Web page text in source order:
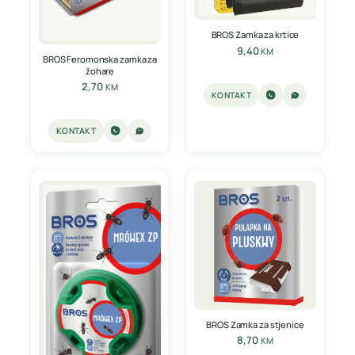
BROS Feromonska zamka za
žohare
2,70 KM
KONTAKT
BROS Zamka za krtice
9,40KM
KONTAKT
BROS Zamka za stjenice
8,70 KM